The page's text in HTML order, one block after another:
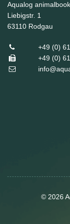
Aqualog
Liebigstr. 1
63110 Rodgau
+49 (0)
+49 (0)
© 2026